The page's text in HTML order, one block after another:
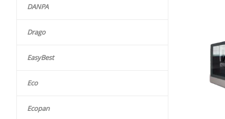
DANPA
Drago
EasyBest
Eco
Ecopan